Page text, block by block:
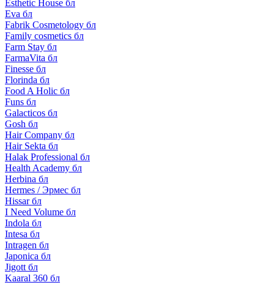
Esthetic House бл
Eva бл
Fabrik Cosmetology бл
Family cosmetics бл
Farm Stay бл
FarmaVita бл
Finesse бл
Florinda бл
Food A Holic бл
Funs бл
Galacticos бл
Gosh бл
Hair Company бл
Hair Sekta бл
Halak Professional бл
Health Academy бл
Herbina бл
Hermes / Эрмес бл
Hissar бл
I Need Volume бл
Indola бл
Intesa бл
Intragen бл
Japonica бл
Jigott бл
Kaaral 360 бл